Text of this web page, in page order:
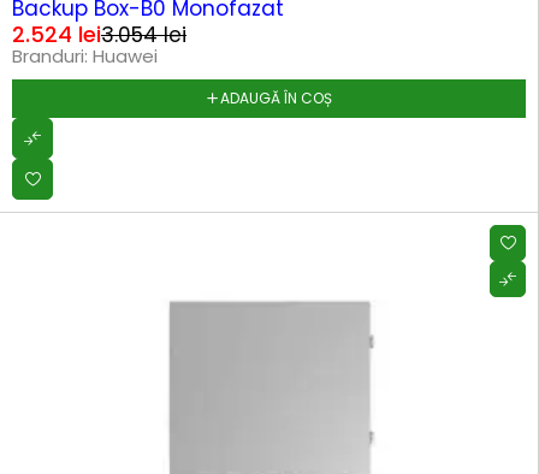
Backup Box-B0 Monofazat
3.054lei
2.524 lei
Branduri: Huawei
ADAUGĂ ÎN COȘ